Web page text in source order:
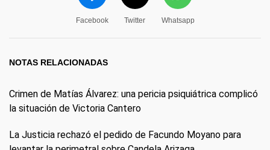
Facebook Twitter Whatsapp
NOTAS RELACIONADAS
Crimen de Matías Álvarez: una pericia psiquiátrica complicó
la situación de Victoria Cantero
La Justicia rechazó el pedido de Facundo Moyano para